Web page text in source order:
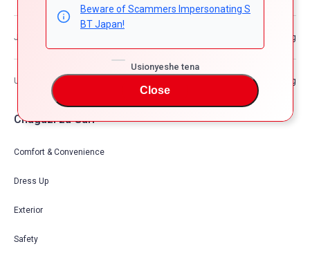
Beware of Scammers Impersonating S
BT Japan!
Usionyeshe tena
Close
Jumla za uzito wa gari —kg
Uwezo wa Juu wa Kupakia —kg
Chaguzi za Gari
Comfort & Convenience
Dress Up
Exterior
Safety